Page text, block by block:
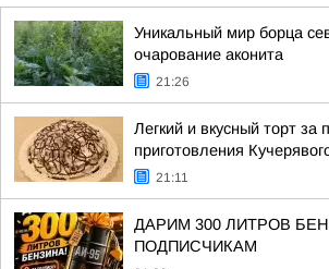
Уникальный мир борца
очарование аконита
21:26
Легкий и вкусный торт за
приготовления
21:11
ДАРИМ 300 ЛИТРОВ
ПОДПИСЧИКАМ